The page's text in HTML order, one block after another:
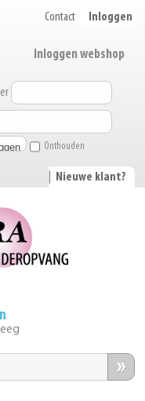
Contact Inloggen
Inloggen webshop
Onthouden
Nieuwe klant?
»